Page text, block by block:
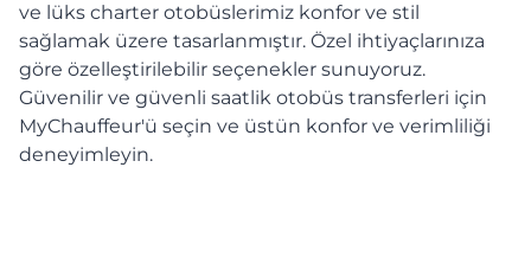
ve lüks charter otobüslerimiz konfor ve stil
sağlamak üzere tasarlanmıştır. Özel ihtiyaçlarınıza
göre özelleştirilebilir seçenekler sunuyoruz.
Güvenilir ve güvenli saatlik otobüs transferleri için
MyChauffeur'ü seçin ve üstün konfor ve verimliliği
deneyimleyin.